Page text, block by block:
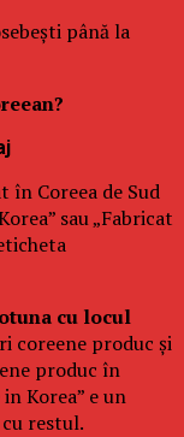
până la
în Coreea de Sud
sau „Fabricat
cu locul
coreene produc și
produc în
Korea” e un
restul.